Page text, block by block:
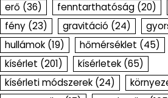
erő (36) fenntarthatóság (20)
fény (23) gravitáció (24)
hullámok (19) hőmérséklet (45)
kísérlet (201) kísérletek (65)
kísérleti módszerek (24)